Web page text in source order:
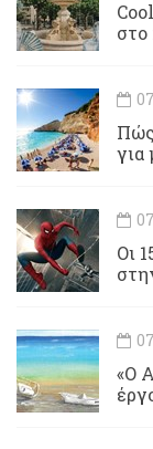
Πώς
για
Οι
«Ο